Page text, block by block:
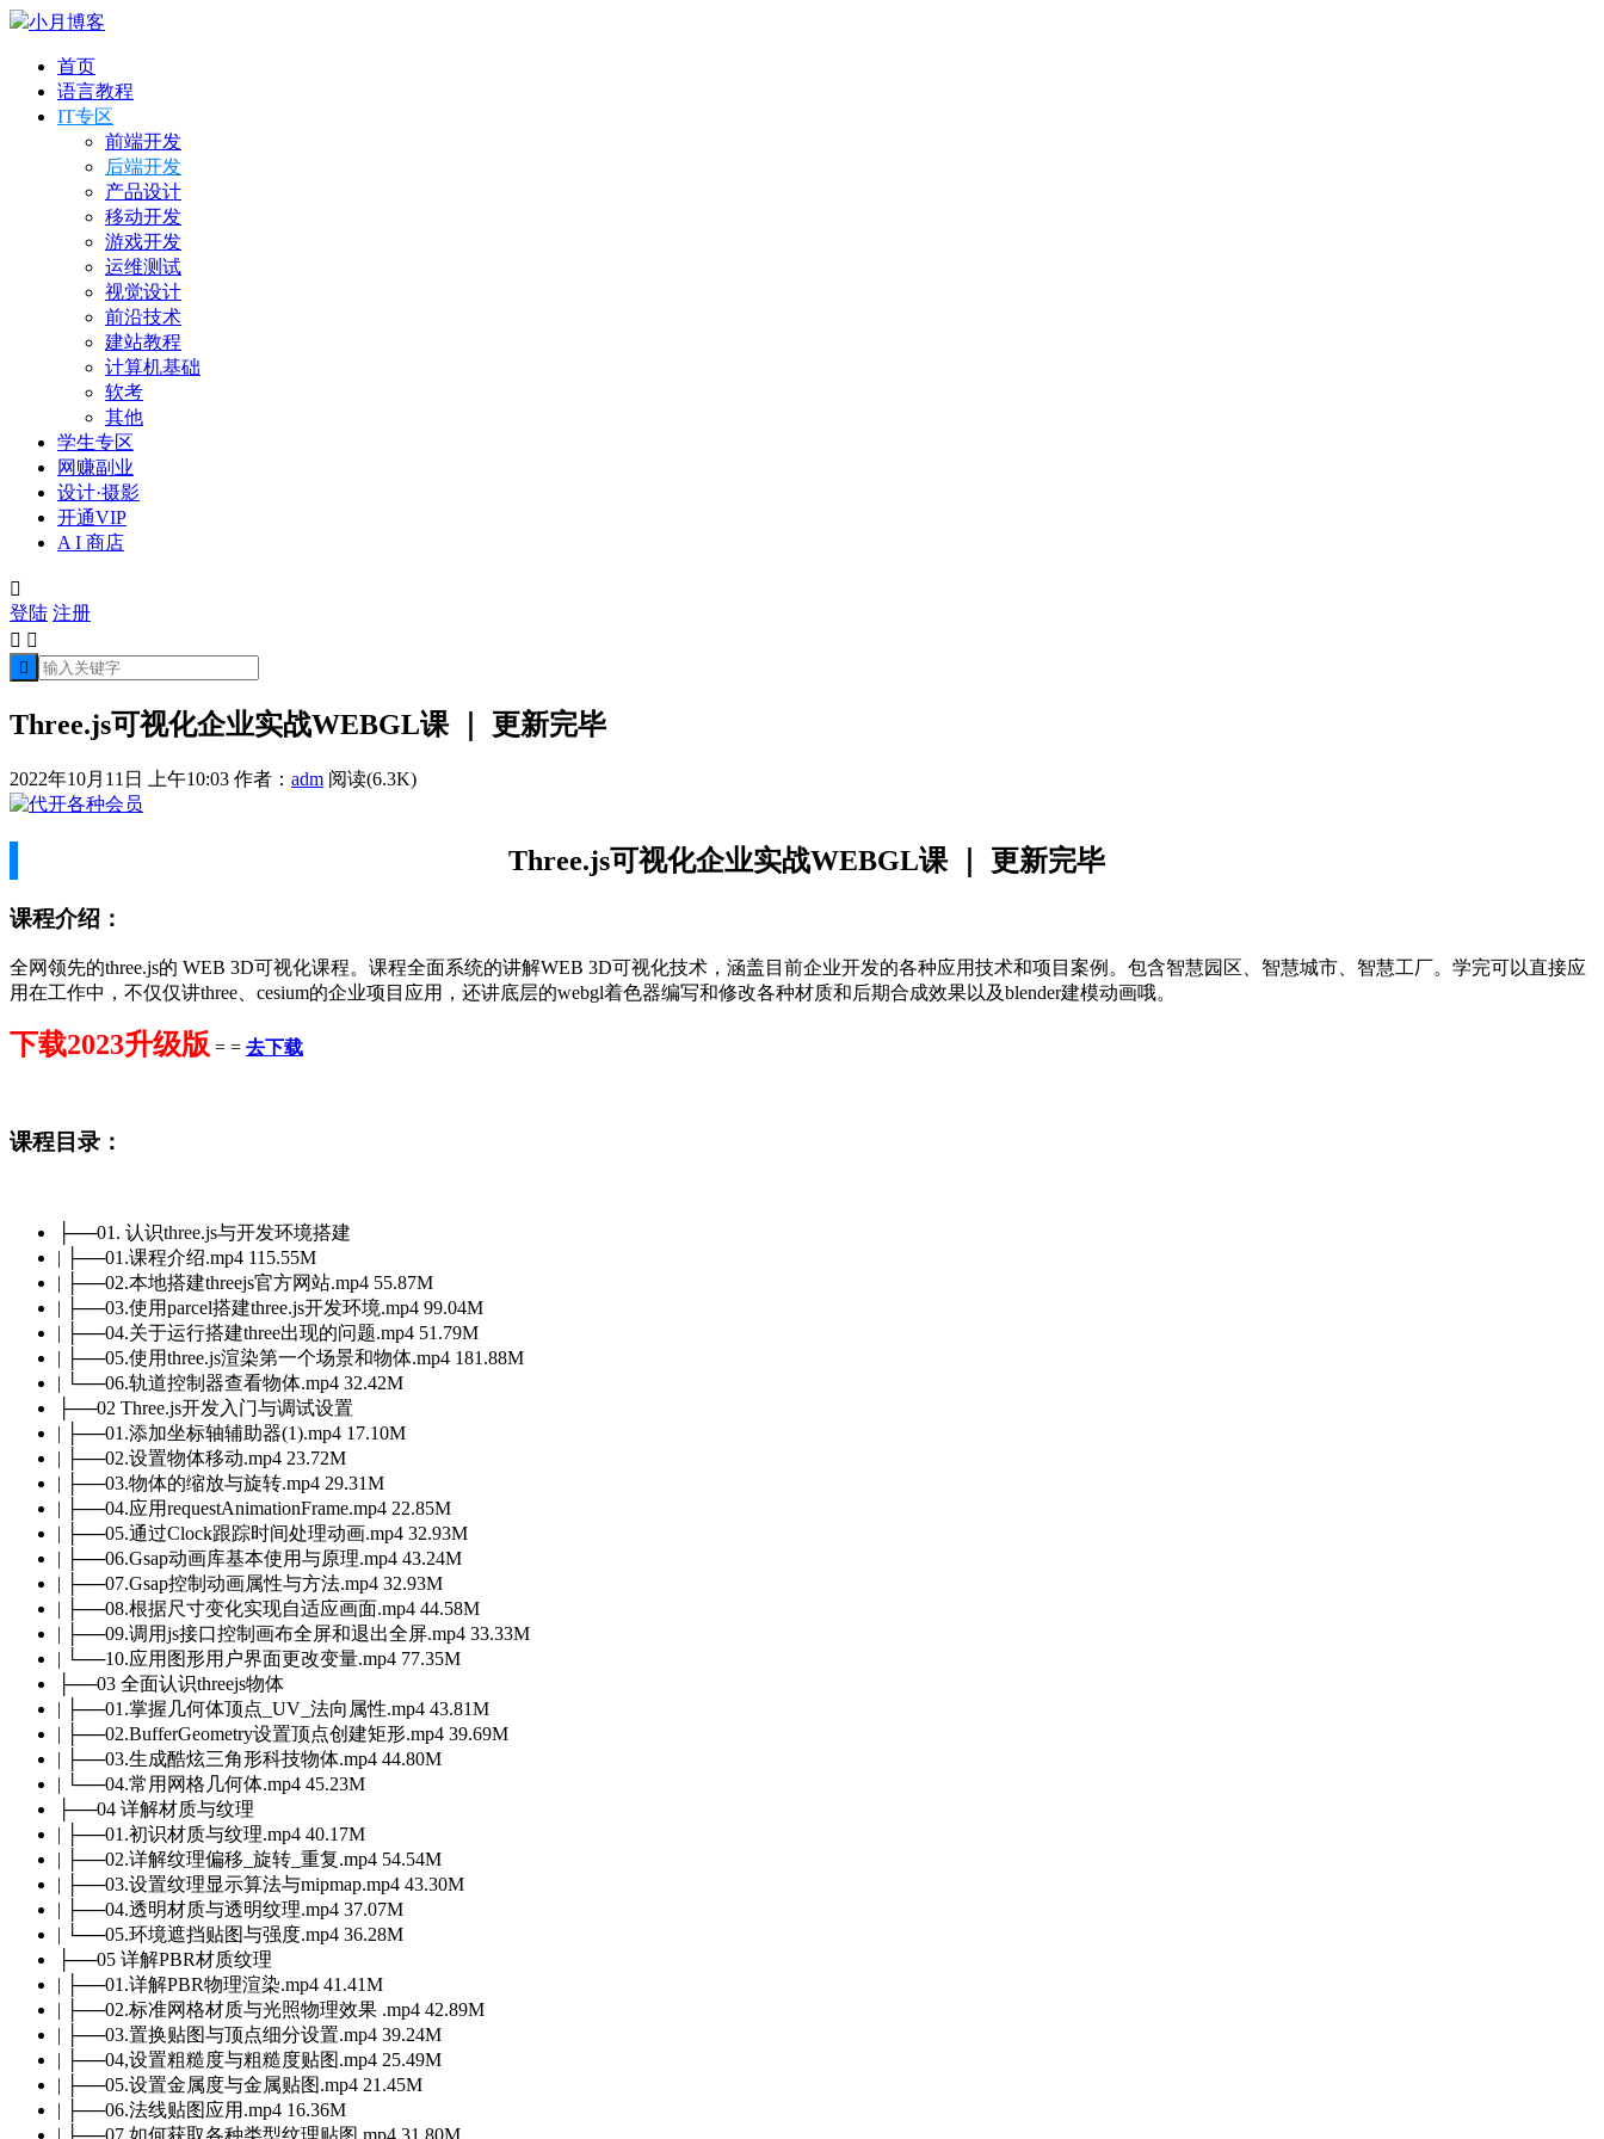
小月博客
首页
语言教程
IT专区
前端开发
后端开发
产品设计
移动开发
游戏开发
运维测试
视觉设计
前沿技术
建站教程
计算机基础
软考
其他
学生专区
网赚副业
设计·摄影
开通VIP
A I 商店

登陆 注册
 

Three.js可视化企业实战WEBGL课 ｜ 更新完毕
2022年10月11日 上午10:03 作者： adm 阅读(6.3K)
Three.js可视化企业实战WEBGL课 ｜ 更新完毕
课程介绍：
全网领先的three.js的 WEB 3D可视化课程。课程全面系统的讲解WEB 3D可视化技术，涵盖目前企业开发的各种应用技术和项目案例。包含智慧园区、智慧城市、智慧工厂。学完可以直接应
用在工作中，不仅仅讲three、cesium的企业项目应用，还讲底层的webgl着色器编写和修改各种材质和后期合成效果以及blender建模动画哦。
下载2023升级版 = = 去下载
课程目录：
├──01. 认识three.js与开发环境搭建
| ├──01.课程介绍.mp4 115.55M
| ├──02.本地搭建threejs官方网站.mp4 55.87M
| ├──03.使用parcel搭建three.js开发环境.mp4 99.04M
| ├──04.关于运行搭建three出现的问题.mp4 51.79M
| ├──05.使用three.js渲染第一个场景和物体.mp4 181.88M
| └──06.轨道控制器查看物体.mp4 32.42M
├──02 Three.js开发入门与调试设置
| ├──01.添加坐标轴辅助器(1).mp4 17.10M
| ├──02.设置物体移动.mp4 23.72M
| ├──03.物体的缩放与旋转.mp4 29.31M
| ├──04.应用requestAnimationFrame.mp4 22.85M
| ├──05.通过Clock跟踪时间处理动画.mp4 32.93M
| ├──06.Gsap动画库基本使用与原理.mp4 43.24M
| ├──07.Gsap控制动画属性与方法.mp4 32.93M
| ├──08.根据尺寸变化实现自适应画面.mp4 44.58M
| ├──09.调用js接口控制画布全屏和退出全屏.mp4 33.33M
| └──10.应用图形用户界面更改变量.mp4 77.35M
├──03 全面认识threejs物体
| ├──01.掌握几何体顶点_UV_法向属性.mp4 43.81M
| ├──02.BufferGeometry设置顶点创建矩形.mp4 39.69M
| ├──03.生成酷炫三角形科技物体.mp4 44.80M
| └──04.常用网格几何体.mp4 45.23M
├──04 详解材质与纹理
| ├──01.初识材质与纹理.mp4 40.17M
| ├──02.详解纹理偏移_旋转_重复.mp4 54.54M
| ├──03.设置纹理显示算法与mipmap.mp4 43.30M
| ├──04.透明材质与透明纹理.mp4 37.07M
| └──05.环境遮挡贴图与强度.mp4 36.28M
├──05 详解PBR材质纹理
| ├──01.详解PBR物理渲染.mp4 41.41M
| ├──02.标准网格材质与光照物理效果 .mp4 42.89M
| ├──03.置换贴图与顶点细分设置.mp4 39.24M
| ├──04,设置粗糙度与粗糙度贴图.mp4 25.49M
| ├──05.设置金属度与金属贴图.mp4 21.45M
| ├──06.法线贴图应用.mp4 16.36M
| ├──07.如何获取各种类型纹理贴图.mp4 31.80M